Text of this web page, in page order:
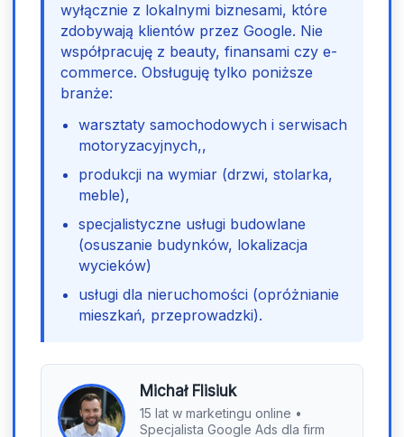
wyłącznie z lokalnymi biznesami, które
zdobywają klientów przez Google. Nie
współpracuję z beauty, finansami czy e-
commerce. Obsługuję tylko poniższe
branże:
warsztaty samochodowych i serwisach
motoryzacyjnych,,
produkcji na wymiar (drzwi, stolarka,
meble),
specjalistyczne usługi budowlane
(osuszanie budynków, lokalizacja
wycieków)
usługi dla nieruchomości (opróżnianie
mieszkań, przeprowadzki).
Michał Flisiuk
15 lat w marketingu online •
Specjalista Google Ads dla firm